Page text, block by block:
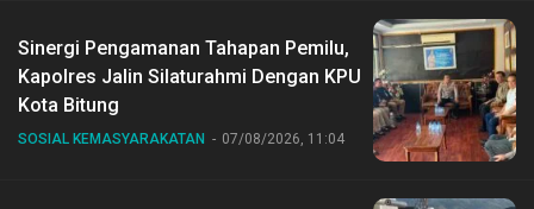
Sinergi Pengamanan Tahapan Pemilu,
Kapolres Jalin Silaturahmi Dengan KPU
Kota Bitung
SOSIAL KEMASYARAKATAN 07/08/2026, 11:04